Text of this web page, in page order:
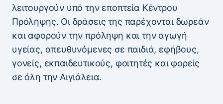
λειτουργούν υπό την εποπτεία Κέντρου
Πρόληψης. Οι δράσεις της παρέχονται δωρεάν
και αφορούν την πρόληψη και την αγωγή
υγείας, απευθυνόμενες σε παιδιά, εφήβους,
γονείς, εκπαιδευτικούς, φοιτητές και φορείς
σε όλη την Αιγιάλεια.